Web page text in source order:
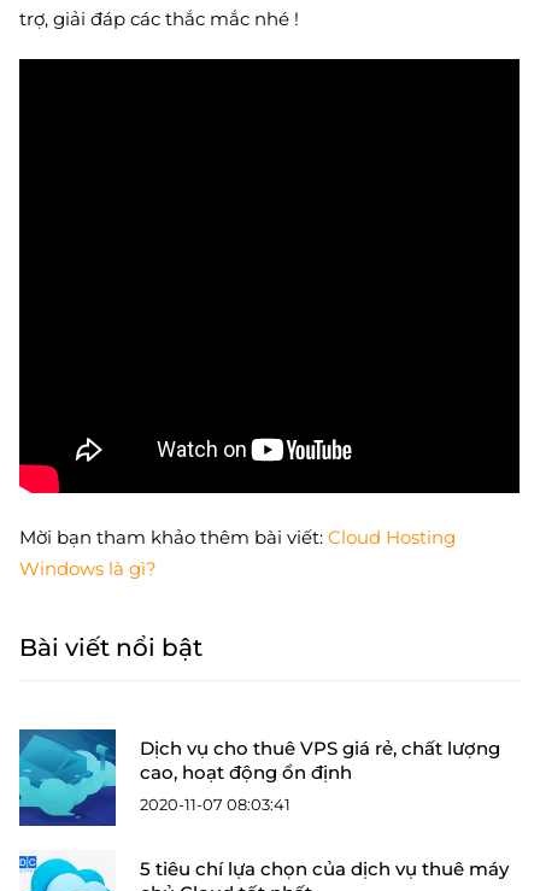
trợ, giải đáp các thắc mắc nhé !
Mời bạn tham khảo thêm bài viết: Cloud Hosting
Windows là gì?
Bài viết nổi bật
Dịch vụ cho thuê VPS giá rẻ, chất lượng
cao, hoạt động ổn định
2020-11-07 08:03:41
5 tiêu chí lựa chọn của dịch vụ thuê máy